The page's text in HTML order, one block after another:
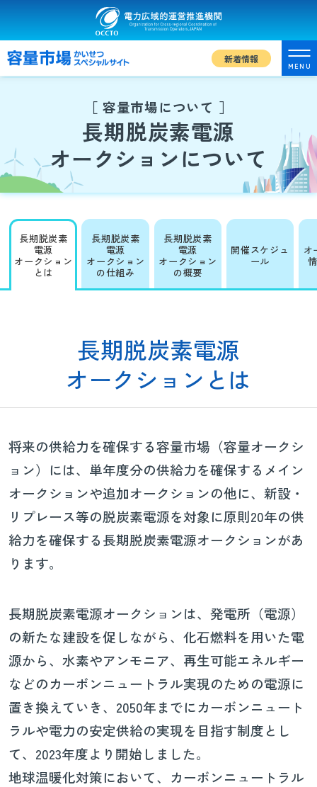
新着情報
MENU
［ 容量市場について ］
長期脱炭素電源
オークションについて
長期脱炭素
電源
オークション
とは
長期脱炭素
電源
オークション
の仕組み
長期脱炭素
電源
オークション
の概要
開催スケジュ
ール
オ
長期脱炭素電源
オークションとは
将来の供給力を確保する容量市場（容量オークシ
ョン）には、単年度分の供給力を確保するメイン
オークションや追加オークションの他に、新設・
リプレース等の脱炭素電源を対象に原則20年の供
給力を確保する長期脱炭素電源オークションがあ
ります。
長期脱炭素電源オークションは、発電所（電源）
の新たな建設を促しながら、化石燃料を用いた電
源から、水素やアンモニア、再生可能エネルギー
などのカーボンニュートラル実現のための電源に
置き換えていき、2050年までにカーボンニュート
ラルや電力の安定供給の実現を目指す制度とし
て、2023年度より開始しました。
地球温暖化対策において、カーボンニュートラル